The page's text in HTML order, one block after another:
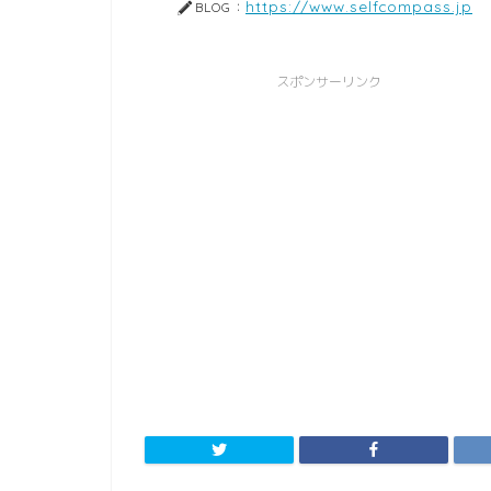
BLOG： https://www.selfcompass.jp
スポンサーリンク